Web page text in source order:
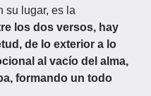
su lugar, es la
los dos versos, hay
de lo exterior a lo
al vacío del alma,
formando un todo